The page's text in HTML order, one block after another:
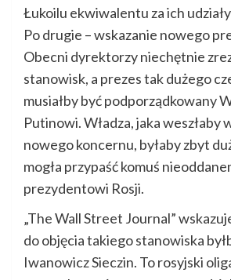
Łukoilu ekwiwalentu za ich
Po drugie – wskazanie nowego
Obecni dyrektorzy niechętnie
stanowisk, a prezes tak dużego
musiałby być podporządkowany
Putinowi. Władza, jaka weszłaby
nowego koncernu, byłaby zbyt
mogła przypaść komuś
prezydentowi Rosji.
„The Wall Street Journal”
do objęcia takiego stanowiska
Iwanowicz Sieczin. To rosyjski